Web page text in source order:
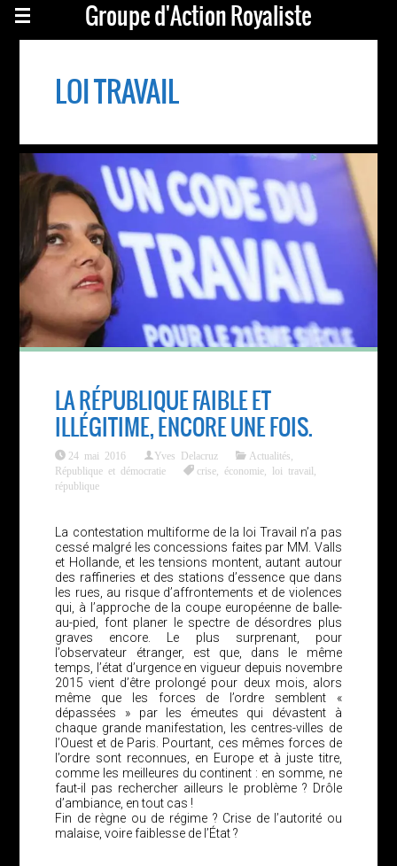
Groupe d'Action Royaliste
LOI TRAVAIL
LA RÉPUBLIQUE FAIBLE ET
ILLÉGITIME, ENCORE UNE FOIS.
24 mai 2016 Yves Delacruz Actualités
République et démocratie
crise ,économie loi travail
république
La contestation multiforme de la loi Travail n’a pas
cessé malgré les concessions faites par MM. Valls
et Hollande, et les tensions montent, autant autour
des raffineries et des stations d’essence que dans
les rues, au risque d’affrontements et de violences
qui, à l’approche de la coupe européenne de balle-
au-pied, font planer le spectre de désordres plus
graves encore. Le plus surprenant, pour
l’observateur étranger, est que, dans le même
temps, l’état d’urgence en vigueur depuis novembre
2015 vient d’être prolongé pour deux mois, alors
même que les forces de l’ordre semblent «
dépassées » par les émeutes qui dévastent à
chaque grande manifestation, les centres-villes de
l’Ouest et de Paris. Pourtant, ces mêmes forces de
l’ordre sont reconnues, en Europe et à juste titre,
comme les meilleures du continent : en somme, ne
faut-il pas rechercher ailleurs le problème ? Drôle
d’ambiance, en tout cas !
Fin de règne ou de régime ? Crise de l’autorité ou
malaise, voire faiblesse de l’État ?